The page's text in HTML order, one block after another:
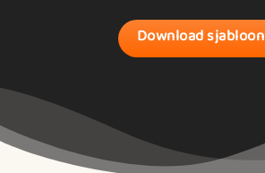
Download sjabloon